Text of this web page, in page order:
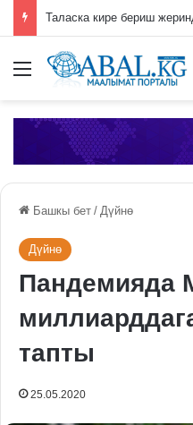
Меню
Башкы бет / Дүйнө
Дүйнө
Пандемияда
тапты
25.05.2020